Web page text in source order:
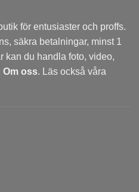
för entusiaster och proffs.
säkra betalningar, minst 1
kan du handla foto, video,
Om oss. Läs också våra